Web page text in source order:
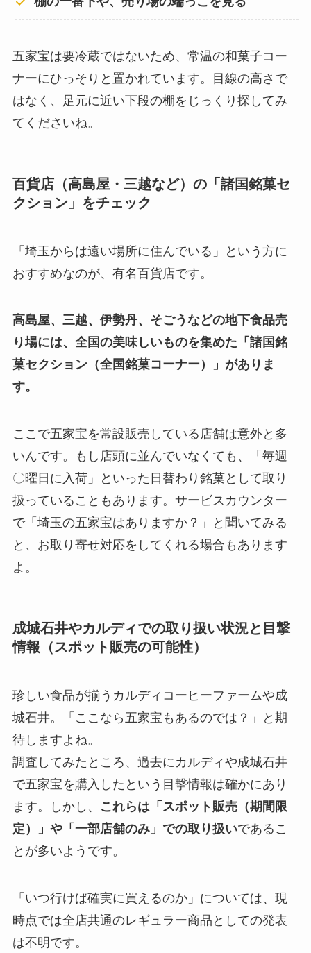
五家宝は要冷蔵ではないため、常温の和菓子コー
ナーにひっそりと置かれています。目線の高さで
はなく、足元に近い下段の棚をじっくり探してみ
てくださいね。
百貨店（高島屋・三越など）の「諸国銘菓セ
クション」をチェック
「埼玉からは遠い場所に住んでいる」という方に
おすすめなのが、有名百貨店です。
高島屋、三越、伊勢丹、そごうなどの地下食品売
り場には、全国の美味しいものを集めた「諸国銘
菓セクション（全国銘菓コーナー）」がありま
す。
ここで五家宝を常設販売している店舗は意外と多
いんです。もし店頭に並んでいなくても、「毎週
〇曜日に入荷」といった日替わり銘菓として取り
扱っていることもあります。サービスカウンター
で「埼玉の五家宝はありますか？」と聞いてみる
と、お取り寄せ対応をしてくれる場合もあります
よ。
成城石井やカルディでの取り扱い状況と目撃
情報（スポット販売の可能性）
珍しい食品が揃うカルディコーヒーファームや成
城石井。「ここなら五家宝もあるのでは？」と期
待しますよね。
調査してみたところ、過去にカルディや成城石井
で五家宝を購入したという目撃情報は確かにあり
ます。しかし、
これらは「スポット販売（期間限
定）」や「一部店舗のみ」での取り扱いであるこ
とが多いようです。
「いつ行けば確実に買えるのか」については、現
時点では全店共通のレギュラー商品としての発表
は不明です。